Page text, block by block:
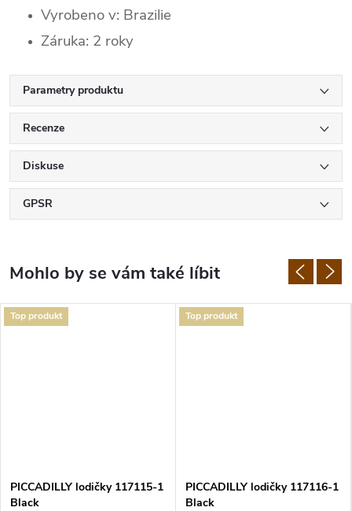
Vyrobeno v: Brazilie
Záruka: 2 roky
Parametry produktu
Recenze
Diskuse
GPSR
Top produkt
PICCADILLY lodičky 117115-1
Black
Top produkt
PICCADILLY lodičky 117116-1
Black